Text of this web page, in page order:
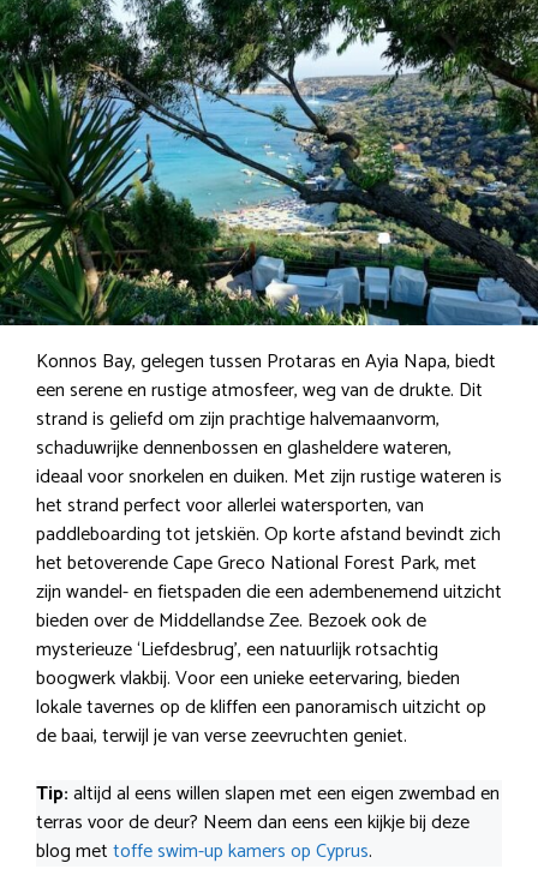
Konnos Bay, gelegen tussen Protaras en Ayia Napa, biedt
een serene en rustige atmosfeer, weg van de drukte. Dit
strand is geliefd om zijn prachtige halvemaanvorm,
schaduwrijke dennenbossen en glasheldere wateren,
ideaal voor snorkelen en duiken. Met zijn rustige wateren is
het strand perfect voor allerlei watersporten, van
paddleboarding tot jetskiën. Op korte afstand bevindt zich
het betoverende Cape Greco National Forest Park, met
zijn wandel- en fietspaden die een adembenemend uitzicht
bieden over de Middellandse Zee. Bezoek ook de
mysterieuze ‘Liefdesbrug’, een natuurlijk rotsachtig
boogwerk vlakbij. Voor een unieke eetervaring, bieden
lokale tavernes op de kliffen een panoramisch uitzicht op
de baai, terwijl je van verse zeevruchten geniet.
Tip:altijd al eens willen slapen met een eigen zwembad en
terras voor de deur? Neem dan eens een kijkje bij deze
blog mettoffe swim-up kamers op Cyprus.